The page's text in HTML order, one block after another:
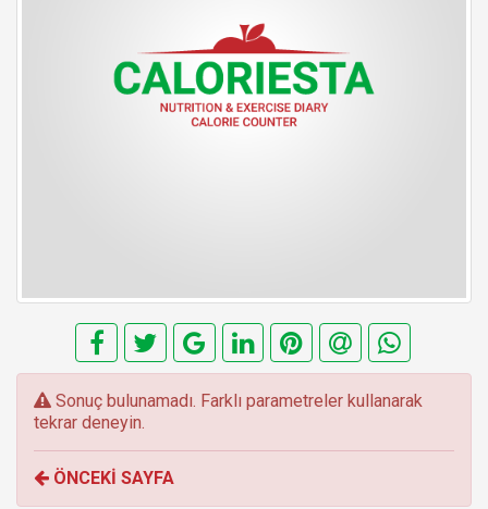
E
r
o
r
Sonuç bulunamadı. Farklı parametreler kullanarak
tekrar deneyin.
ÖNCEKİ SAYFA